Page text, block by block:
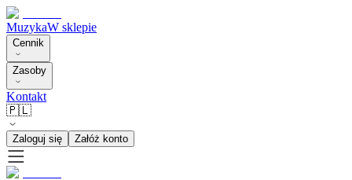
MuzykaW sklepie
Cennik
Zasoby
Kontakt
🇵🇱
Zaloguj się Załóż konto